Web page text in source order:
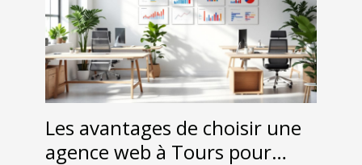
Les avantages de choisir une
agence web à Tours pour